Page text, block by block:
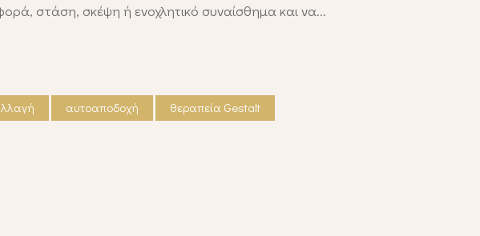
στάση, σκέψη ή ενοχλητικό συναίσθημα και να
αυτοαποδοχή
θεραπεία Gestalt